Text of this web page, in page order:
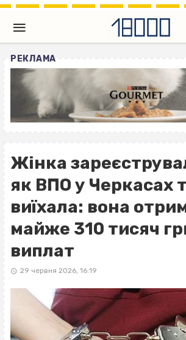
РЕКЛАМА
Жінка
як ВПО у Черкасах
виїхала: вона
майже 310 тисяч
виплат
29 червня 2026, 16:19